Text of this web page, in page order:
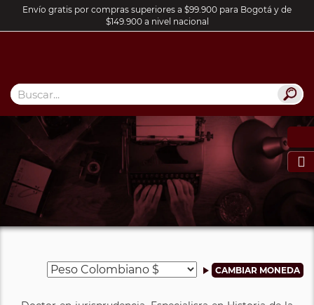
Envío gratis por compras superiores a $99.900 para Bogotá y de
$149.900 a nivel nacional
